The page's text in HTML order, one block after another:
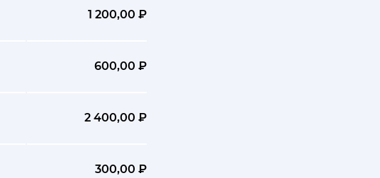
1 200,00 ₽
600,00 ₽
2 400,00 ₽
300,00 ₽